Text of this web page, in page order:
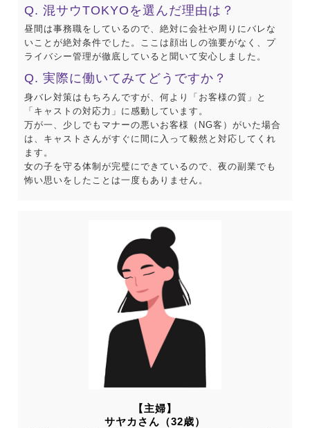
Q. 混サウTOKYOを選んだ理由は？
昼間は事務職をしているので、絶対に会社や周りにバレな
いことが絶対条件でした。ここは顔出しの強要がなく、プ
ライバシー管理が徹底していると聞いて安心しました。
Q. 実際に働いてみてどうですか？
身バレ対策はもちろんですが、何より「お客様の質」と
「キャストの対応力」に感動しています。
万が一、少しでもマナーの悪いお客様（NG客）がいた場合
は、キャストさんがすぐに間に入って毅然と対応してくれ
ます。
女の子を守る体制が完璧にできているので、夜の副業でも
怖い思いをしたことは一度もありません。
【主婦】
サヤカさん（32歳）